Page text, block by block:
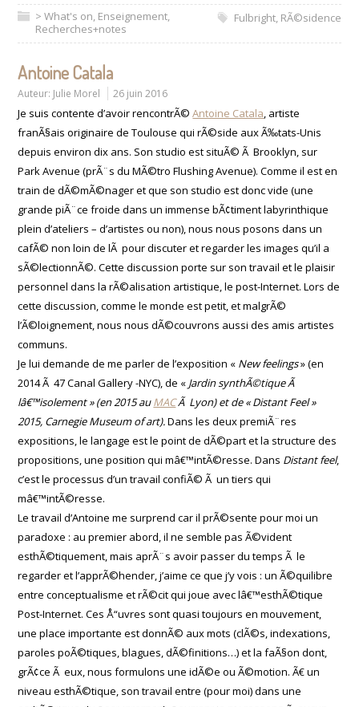
> What's on, Enseignement,
Recherches+notes
Fulbright, RÃ©sidence
Antoine Catala
Auteur: Julie Morel 26 juin 2016
Je suis contente d’avoir rencontrÃ©Antoine Catala, artiste
franÃ§ais originaire de Toulouse qui rÃ©side aux Ã‰tats-Unis
depuis environ dix ans. Son studio est situÃ© Ã Brooklyn, sur
Park Avenue (prÃ¨s du MÃ©tro Flushing Avenue). Comme il est en
train de dÃ©mÃ©nager et que son studio est donc vide (une
grande piÃ¨ce froide dans un immense bÃ¢timent labyrinthique
plein d’ateliers – d’artistes ou non), nous nous posons dans un
cafÃ© non loin de lÃ pour discuter et regarder les images qu’il a
sÃ©lectionnÃ©. Cette discussion porte sur son travail et le plaisir
personnel dans la rÃ©alisation artistique, le post-Internet. Lors de
cette discussion, comme le monde est petit, et malgrÃ©
l’Ã©loignement, nous nous dÃ©couvrons aussi des amis artistes
communs.
Je lui demande de me parler de l’exposition « New feelings» (en
2014 Ã 47 Canal Gallery -NYC), de « Jardin synthÃ©tique Ã
lâ€™isolement » (en 2015 auMACÃ Lyon) et de « Distant Feel »
2015, Carnegie Museum of art).Dans les deux premiÃ¨res
expositions, le langage est le point de dÃ©part et la structure des
propositions, une position qui mâ€™intÃ©resse. Dans Distant feel,
c’est le processus d’un travail confiÃ© Ã un tiers qui
mâ€™intÃ©resse.
Le travail d’Antoine me surprend car il prÃ©sente pour moi un
paradoxe : au premier abord, il ne semble pas Ã©vident
esthÃ©tiquement, mais aprÃ¨s avoir passer du temps Ã le
regarder et l’apprÃ©hender, j’aime ce que j’y vois : un Ã©quilibre
entre conceptualisme et rÃ©cit qui joue avec lâ€™esthÃ©tique
Post-Internet. Ces Å“uvres sont quasi toujours en mouvement,
une place importante est donnÃ© aux mots (clÃ©s, indexations,
paroles poÃ©tiques, blagues, dÃ©finitions…) et la faÃ§on dont,
grÃ¢ce Ã eux, nous formulons une idÃ©e ou Ã©motion. Ã€ un
niveau esthÃ©tique, son travail entre (pour moi) dans une